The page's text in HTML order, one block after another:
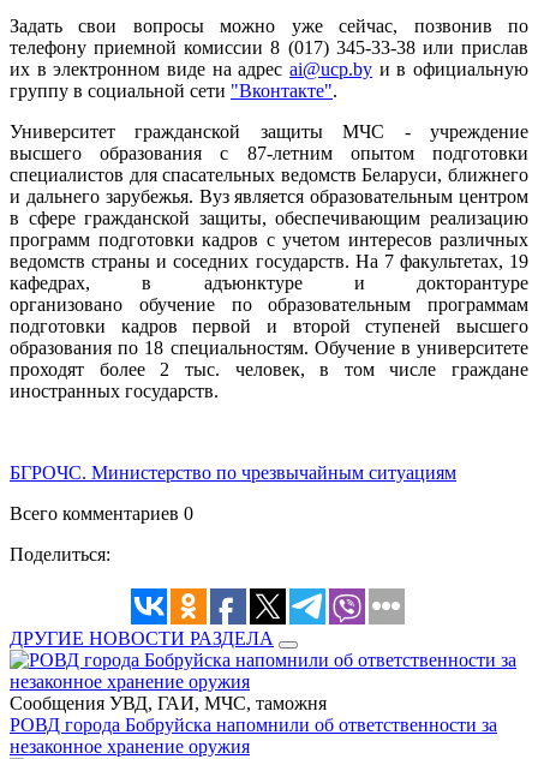
Задать свои вопросы можно уже сейчас, позвонив по
телефону приемной комиссии 8 (017) 345-33-38 или прислав
их в электронном виде на адрес ai@ucp.by и в официальную
группу в социальной сети "Вконтакте".
Университет гражданской защиты МЧС - учреждение
высшего образования с 87-летним опытом подготовки
специалистов для спасательных ведомств Беларуси, ближнего
и дальнего зарубежья. Вуз является образовательным центром
в сфере гражданской защиты, обеспечивающим реализацию
программ подготовки кадров с учетом интересов различных
ведомств страны и соседних государств. На 7 факультетах, 19
кафедрах, в адъюнктуре и докторантуре
организовано обучение пообразовательным программам
подготовки кадров первой и второй ступеней высшего
образования по 18 специальностям. Обучение в университете
проходят более 2 тыс. человек, в том числе граждане
иностранных государств.
БГРОЧС. Министерство по чрезвычайным ситуациям
Всего комментариев 0
Поделиться:
ДРУГИЕ НОВОСТИ РАЗДЕЛА
Сообщения УВД, ГАИ, МЧС, таможня
РОВД города Бобруйска напомнили об ответственности за
незаконное хранение оружия